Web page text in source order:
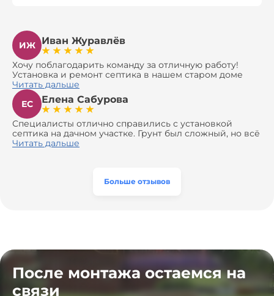
ИЖ Иван Журавлёв
Хочу поблагодарить команду за отличную работу!
Установка и ремонт септика в нашем старом доме
оказались сложной задачей, но ребята справились на
все 100%. Всё сделали аккуратно и профессионально.
Давали полезные рекомендации, не пытались
навязать ничего лишнего, помогли с выбором и
доставкой материалов, что позволило нам
сэкономить. Выполнили монтаж и демонтаж
оборудования, заменили трубы, обновили
эту компанию всем, кто ищет надёжных
Читать дальше
ЕС
Елена Сабурова
Специалисты отлично справились с установкой
септика на дачном участке. Грунт был сложный, но всё
сделали быстро и аккуратно. Помогли выбрать
Читать дальше
Больше отзывов
После монтажа остаемся на
связи